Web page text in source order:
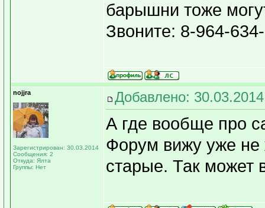
барышни тоже
Звоните: 8-964-
nojjra
Зарегистрирован: 30.03.2014
Сообщения: 2
Откуда: Ялта
Группы: Нет
Добавлено:
А где вообще про
Форум вижу уже не
старые. Так может